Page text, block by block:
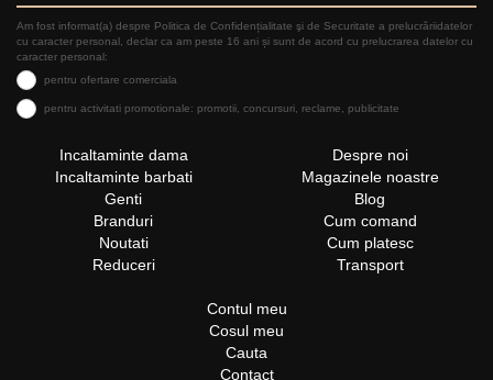
Am fost informat(a) despre Politica de Confidențialitate şi de Securitate a prelucrăriidatelor
cu caracter personal, declar ca am peste 16 ani și sunt de acord cu prelucrarea datelor cu
caracter personal:
pentru ofertare comerciala
pentru activitati promotionale: promotii, concursuri, reclame, publicitate
Incaltaminte dama
Incaltaminte barbati
Genti
Branduri
Noutati
Reduceri
Despre noi
Magazinele noastre
Blog
Cum comand
Cum platesc
Transport
Contul meu
Cosul meu
Cauta
Contact